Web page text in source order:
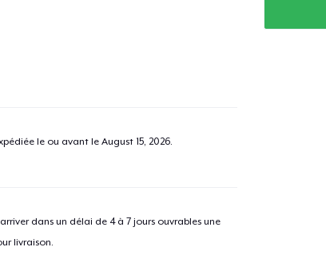
le ou avant le August 15, 2026.
dans un délai de 4 à 7 jours ouvrables une
livraison.